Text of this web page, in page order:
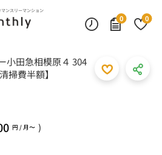
ンスリーマンション
0
0
小田急相模原４ 304
掃費半額】
円 / 月〜 )